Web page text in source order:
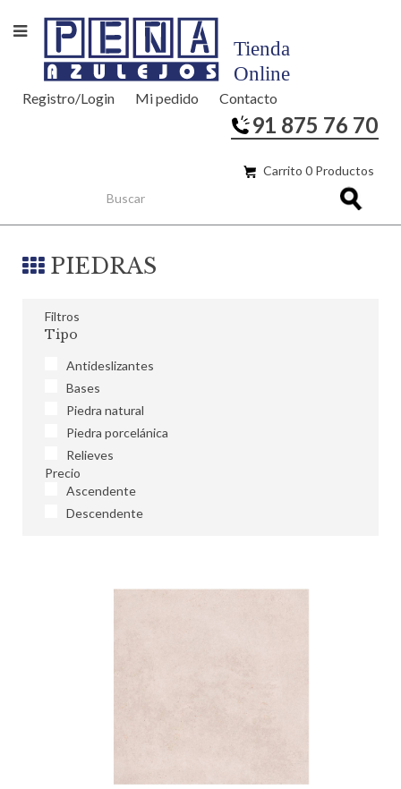
Registro/Login Mi pedido Contacto
91 875 76 70
Carrito 0 Productos
PIEDRAS
Filtros
Tipo
Antideslizantes
Bases
Piedra natural
Piedra porcelánica
Relieves
Precio
Ascendente
Descendente